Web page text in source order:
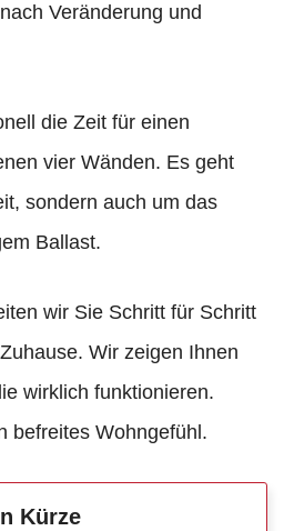
Veränderung und
die Zeit für einen
vier Wänden. Es geht
sondern auch um das
Ballast.
wir Sie Schritt für Schritt
Wir zeigen Ihnen
wirklich funktionieren.
befreites Wohngefühl.
Kürze